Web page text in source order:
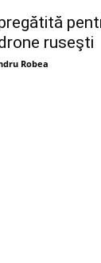
ruseşti
Robea